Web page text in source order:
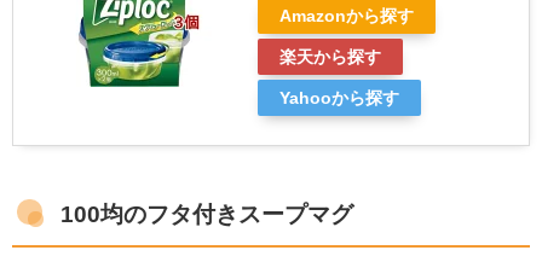
Amazonから探す
楽天から探す
Yahooから探す
100均のフタ付きスープマグ